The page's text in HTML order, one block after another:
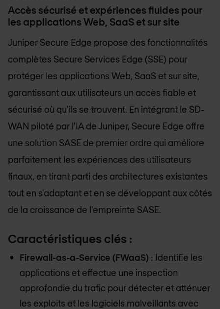
Accès sécurisé et expériences fluides pour
les applications Web, SaaS et sur site
Juniper Secure Edge propose des fonctionnalités
complètes Secure Services Edge (SSE) pour
protéger les applications Web, SaaS et sur site,
garantissant aux utilisateurs un accès fiable et
sécurisé où qu'ils se trouvent. En intégrant le SD-
WAN piloté par l'IA de Juniper, Secure Edge offre
une solution SASE de premier ordre qui améliore
parfaitement les expériences des utilisateurs
finaux, en tirant parti des architectures existantes
tout en s'adaptant et en se développant aux côtés
de la croissance de l'empreinte SASE.
Caractéristiques clés :
Firewall-as-a-Service (FWaaS) : Identifie les
applications et effectue une inspection
approfondie du trafic pour détecter et atténuer
les exploits et les logiciels malveillants avec